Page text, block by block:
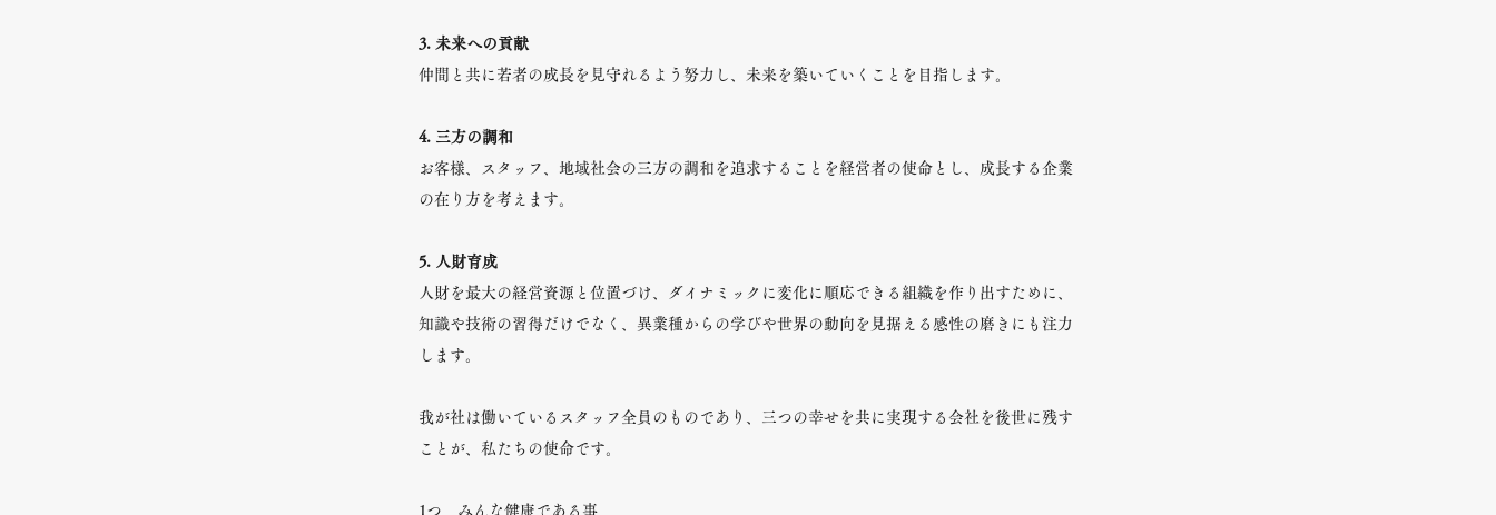
3. 未来への貢献
仲間と共に若者の成長を見守れるよう努力し、未来を築いていくことを目指します。
4. 三方の調和
お客様、スタッフ、地域社会の三方の調和を追求することを経営者の使命とし、成長する企業
の在り方を考えます。
5. 人財育成
人財を最大の経営資源と位置づけ、ダイナミックに変化に順応できる組織を作り出すために、
知識や技術の習得だけでなく、異業種からの学びや世界の動向を見据える感性の磨きにも注力
します。
我が社は働いているスタッフ全員のものであり、三つの幸せを共に実現する会社を後世に残す
ことが、私たちの使命です。
1つ みんな健康である事